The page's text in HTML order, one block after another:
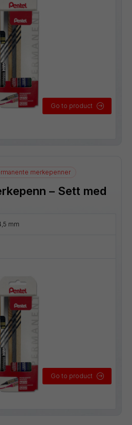
Go to product
merkepenner
– Sett med
mm
Go to product